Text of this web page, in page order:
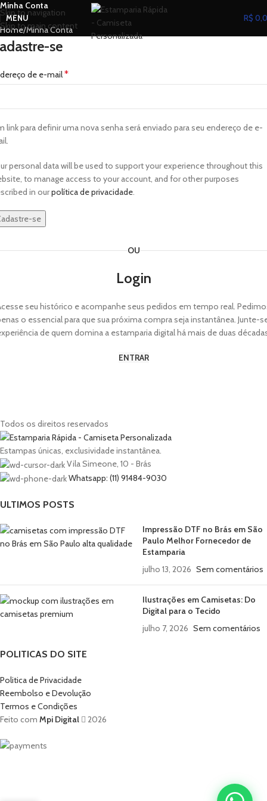
Skip to navigation
Skip to main content
MENU R$
Minha Conta
Home Minha Conta
se
de e-mail*
link para definir uma nova senha será enviado para seu endereço de e-
personal data will be used to support your experience throughout this
to manage access to your account, and for other purposes
in ourpolítica de privacidade.
se
OU
Login
seu histórico e acompanhe seus pedidos em tempo real.
o essencial para que sua próxima compra seja instantânea. Junte-
de quem domina a estamparia digital há mais de duas
ENTRAR
Todos os direitos reservados
Estampas únicas, exclusividade instantânea.
Vila Simeone, 10 - Brás
Whatsapp: (11) 91484-9030
ULTIMOS POSTS
Impressão DTF no Brás em São
Paulo Melhor Fornecedor de
Estamparia
julho 13, 2026 Sem comentários
Ilustrações em Camisetas: Do
Digital para o Tecido
julho 7, 2026 Sem comentários
POLITICAS DO SITE
Politica de Privacidade
Reembolso e Devolução
Termos e Condições
Feito com Mpi Digital 2026
Iniciar conversa